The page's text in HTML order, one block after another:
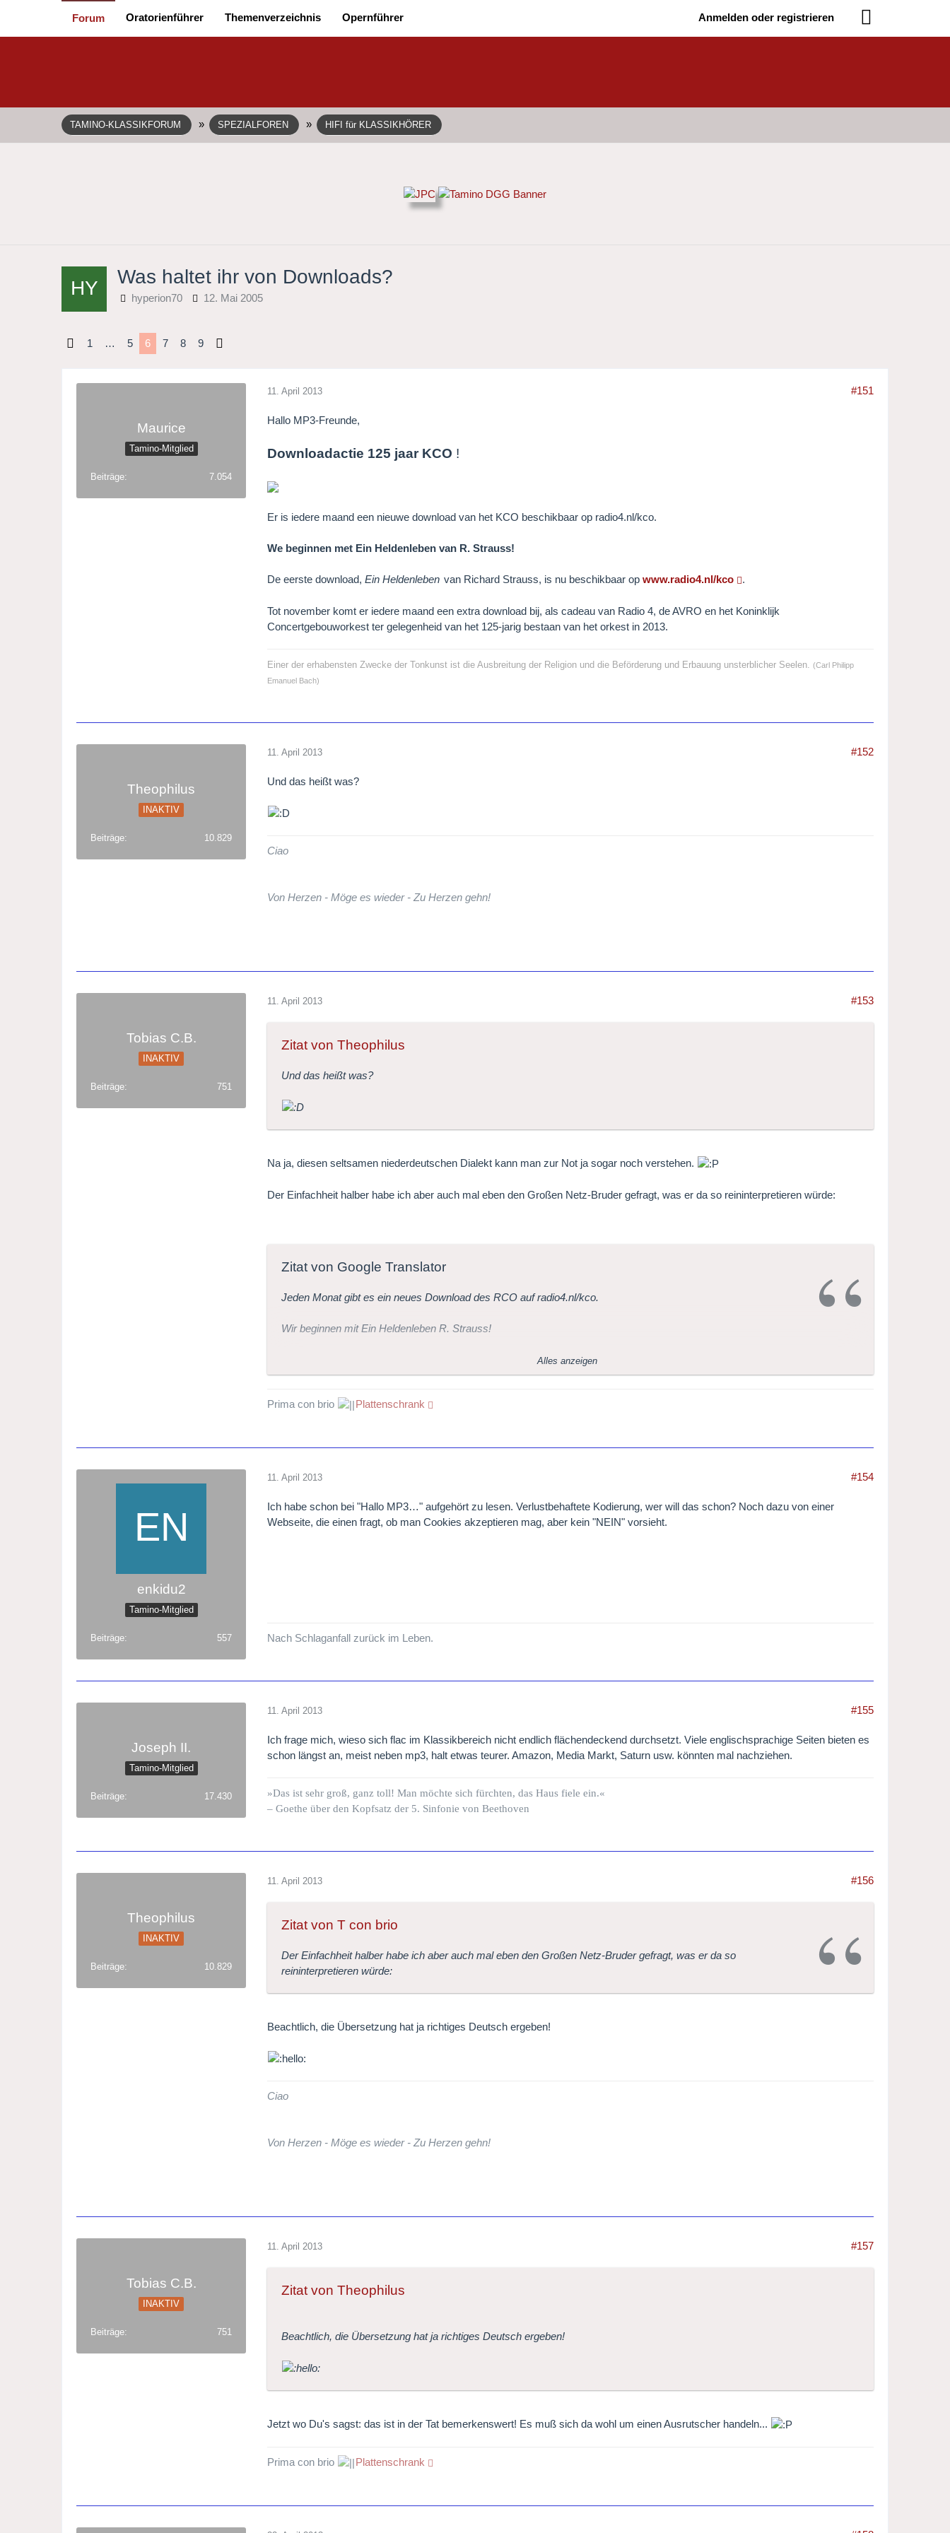
Forum Oratorienführer Themenverzeichnis Opernführer Anmelden oder registrieren
TAMINO-KLASSIKFORUM » SPEZIALFOREN » HIFI für KLASSIKHÖRER
Was haltet ihr von Downloads?
hyperion70 12. Mai 2005
1 … 5 6 7 8 9
Maurice
Tamino-Mitglied
Beiträge 7.054
11. April 2013 #151
Hallo MP3-Freunde,
Downloadactie 125 jaar KCO !
Er is iedere maand een nieuwe download van het KCO beschikbaar op radio4.nl/kco.
We beginnen met Ein Heldenleben van R. Strauss!
De eerste download,Ein Heldenleben van Richard Strauss, is nu beschikbaar opwww.radio4.nl/kco .
Tot november komt er iedere maand een extra download bij, als cadeau van Radio 4, de AVRO en het Koninklijk
Concertgebouworkest ter gelegenheid van het 125-jarig bestaan van het orkest in 2013.
Einer der erhabensten Zwecke der Tonkunst ist die Ausbreitung der Religion und die Beförderung und Erbauung unsterblicher Seelen. (Carl Philipp
Emanuel Bach)
Theophilus
INAKTIV
Beiträge 10.829
11. April 2013 #152
Und das heißt was?
Ciao
Von Herzen - Möge es wieder - Zu Herzen gehn!
Tobias C.B.
INAKTIV
Beiträge 751
11. April 2013 #153
Zitat von Theophilus
Und das heißt was?
Na ja, diesen seltsamen niederdeutschen Dialekt kann man zur Not ja sogar noch verstehen.
Der Einfachheit halber habe ich aber auch mal eben den Großen Netz-Bruder gefragt, was er da so reininterpretieren würde:
Zitat von Google Translator
Jeden Monat gibt es ein neues Download des RCO auf radio4.nl/kco.
Wir beginnen mit Ein Heldenleben R. Strauss!
Der erste Download, Ein Heldenleben von Richard Strauss, ist ab sofort auf
Royal Concertgebouw Orchestra anlässlich des 125-jährigen Jubiläums des Orchesters im Jahr 2013 sein.
Alles anzeigen
Prima con brio Plattenschrank
enkidu2
Tamino-Mitglied
Beiträge 557
11. April 2013 #154
Ich habe schon bei "Hallo MP3…" aufgehört zu lesen. Verlustbehaftete Kodierung, wer will das schon? Noch dazu von einer
Webseite, die einen fragt, ob man Cookies akzeptieren mag, aber kein "NEIN" vorsieht.
Nach Schlaganfall zurück im Leben.
Joseph II.
Tamino-Mitglied
Beiträge 17.430
11. April 2013 #155
Ich frage mich, wieso sich flac im Klassikbereich nicht endlich flächendeckend durchsetzt. Viele englischsprachige Seiten bieten es
schon längst an, meist neben mp3, halt etwas teurer. Amazon, Media Markt, Saturn usw. könnten mal nachziehen.
»Das ist sehr groß, ganz toll! Man möchte sich fürchten, das Haus fiele ein.«
– Goethe über den Kopfsatz der 5. Sinfonie von Beethoven
Theophilus
INAKTIV
Beiträge 10.829
11. April 2013 #156
Zitat von T con brio
Der Einfachheit halber habe ich aber auch mal eben den Großen Netz-Bruder gefragt, was er da so
reininterpretieren würde:
Beachtlich, die Übersetzung hat ja richtiges Deutsch ergeben!
Ciao
Von Herzen - Möge es wieder - Zu Herzen gehn!
Tobias C.B.
INAKTIV
Beiträge 751
11. April 2013 #157
Zitat von Theophilus
Beachtlich, die Übersetzung hat ja richtiges Deutsch ergeben!
Jetzt wo Du's sagst: das ist in der Tat bemerkenswert! Es muß sich da wohl um einen Ausrutscher handeln...
Prima con brio Plattenschrank